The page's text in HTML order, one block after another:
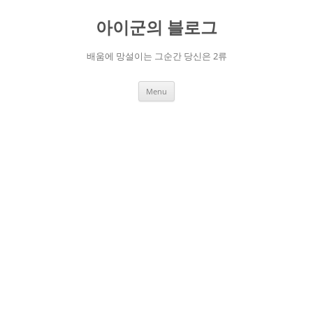
아이군의 블로그
배움에 망설이는 그순간 당신은 2류
Menu